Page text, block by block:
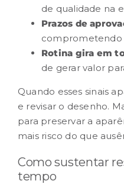
de qualidade na
Prazos de
comprometendo
Rotina gira em
de gerar valor
Quando esses sinais
e revisar o desenho.
para preservar a
mais risco do que
Como sustentar
tempo